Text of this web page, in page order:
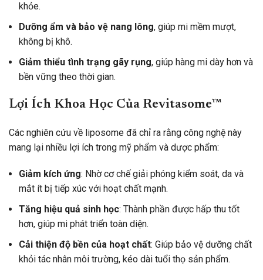
khỏe.
Dưỡng ẩm và bảo vệ nang lông, giúp mi mềm mượt,
không bị khô.
Giảm thiểu tình trạng gãy rụng, giúp hàng mi dày hơn và
bền vững theo thời gian.
Lợi Ích Khoa Học Của Revitasome™
Các nghiên cứu về liposome đã chỉ ra rằng công nghệ này
mang lại nhiều lợi ích trong mỹ phẩm và dược phẩm:
Giảm kích ứng: Nhờ cơ chế giải phóng kiểm soát, da và
mắt ít bị tiếp xúc với hoạt chất mạnh.
Tăng hiệu quả sinh học: Thành phần được hấp thu tốt
hơn, giúp mi phát triển toàn diện.
Cải thiện độ bền của hoạt chất: Giúp bảo vệ dưỡng chất
khỏi tác nhân môi trường, kéo dài tuổi thọ sản phẩm.